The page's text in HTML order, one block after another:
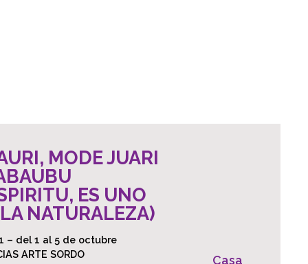
MODE JUARI
ES UNO
NATURALEZA)
– del 1 al 5 de octubre
ARTE SORDO
Casa